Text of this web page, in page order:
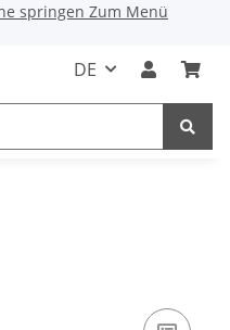
springen Zum Menü
DE